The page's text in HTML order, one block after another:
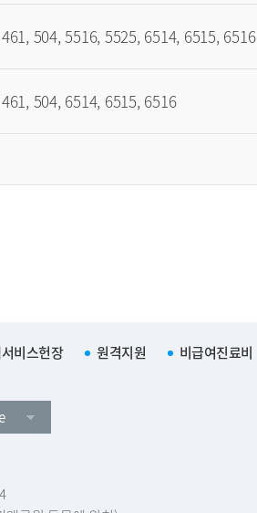
504, 5516, 5525, 6514, 6515, 6516
504, 6514, 6515, 6516
비스헌장 원격지원 비급여진료비